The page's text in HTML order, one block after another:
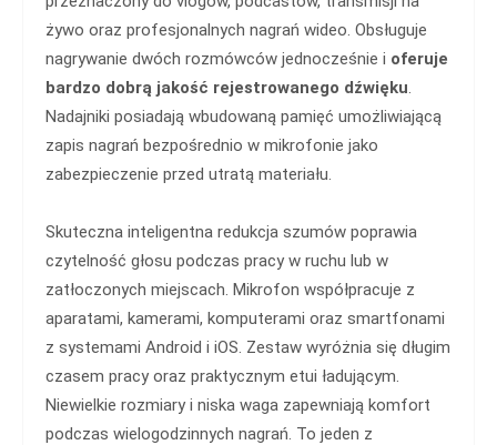
żywo oraz profesjonalnych nagrań wideo. Obsługuje
nagrywanie dwóch rozmówców jednocześnie i oferuje
bardzo dobrą jakość rejestrowanego dźwięku.
Nadajniki posiadają wbudowaną pamięć umożliwiającą
zapis nagrań bezpośrednio w mikrofonie jako
zabezpieczenie przed utratą materiału.
Skuteczna inteligentna redukcja szumów poprawia
czytelność głosu podczas pracy w ruchu lub w
zatłoczonych miejscach. Mikrofon współpracuje z
aparatami, kamerami, komputerami oraz smartfonami
z systemami Android i iOS. Zestaw wyróżnia się długim
czasem pracy oraz praktycznym etui ładującym.
Niewielkie rozmiary i niska waga zapewniają komfort
podczas wielogodzinnych nagrań. To jeden z